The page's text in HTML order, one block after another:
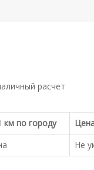
расчет
км по городу
Не